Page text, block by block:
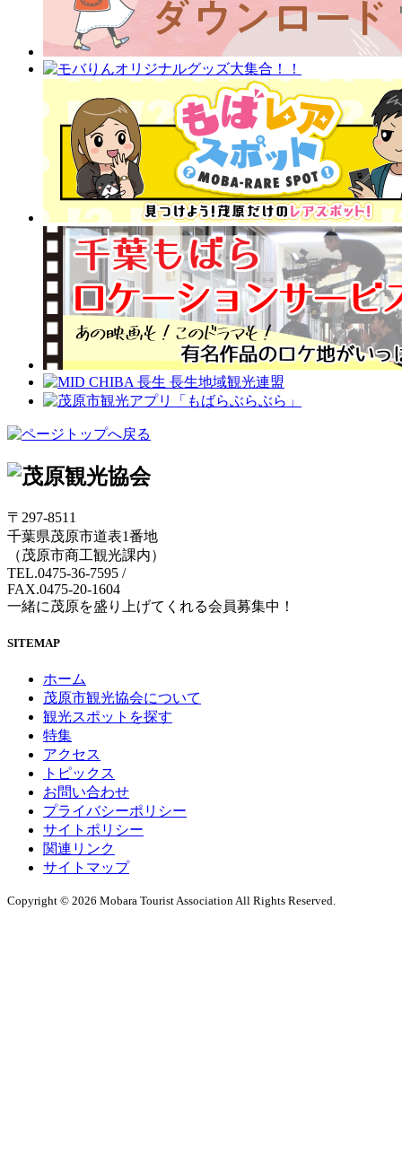
〒297-8511
千葉県茂原市道表1番地
（茂原市商工観光課内）
TEL.0475-36-7595 /
FAX.0475-20-1604
一緒に茂原を盛り上げてくれる会員募集中！
SITEMAP
ホーム
茂原市観光協会について
観光スポットを探す
特集
アクセス
トピックス
お問い合わせ
プライバシーポリシー
サイトポリシー
関連リンク
サイトマップ
Copyright © 2026 Mobara Tourist Association All Rights Reserved.